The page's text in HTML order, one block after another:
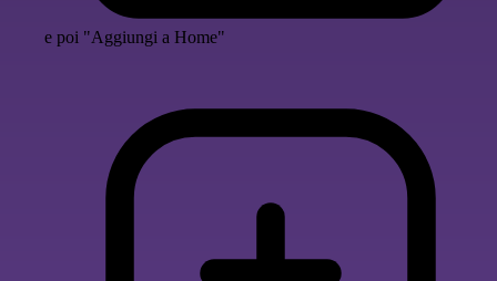
e poi "Aggiungi a Home"